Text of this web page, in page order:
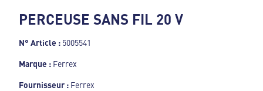
PERCEUSE SANS FIL 20 V
N° Article : 5005541
Marque : Ferrex
Fournisseur : Ferrex